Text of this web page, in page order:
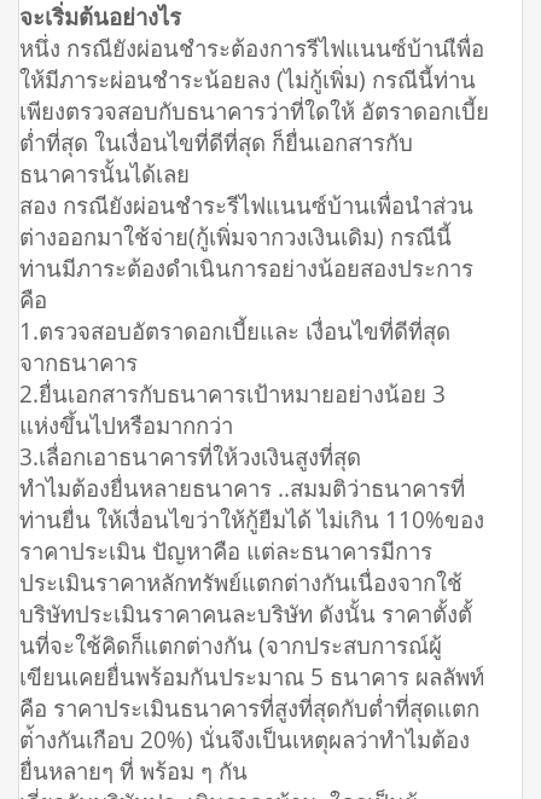
จะเริ่มต้นอย่างไร
หนึ่ง กรณียังผ่อนชำระต้องการรีไฟแนนซ์บ้านเืพื่อ
ให้มีภาระผ่อนชำระน้อยลง (ไม่กู้เพิ่ม) กรณีนี้ท่าน
เพียงตรวจสอบกับธนาคารว่าที่ใดให้ อัตราดอกเบี้ย
ต่ำที่สุด ในเงื่อนไขที่ดีที่สุด ก็ยื่นเอกสารกับ
ธนาคารนั้นได้เลย
สอง กรณียังผ่อนชำระรีไฟแนนซ์บ้านเพื่อนำส่วน
ต่างออกมาใช้จ่าย(กู้เพิ่มจากวงเงินเดิม) กรณีนี้
ท่านมีภาระต้องดำเนินการอย่างน้อยสองประการ
คือ
1.ตรวจสอบอัตราดอกเบี้ยและ เงื่อนไขที่ดีที่สุด
จากธนาคาร
2.ยื่นเอกสารกับธนาคารเป้าหมายอย่างน้อย 3
แห่งขึ้นไปหรือมากกว่า
3.เลื่อกเอาธนาคารที่ให้วงเงินสูงที่สุด
ทำไมต้องยื่นหลายธนาคาร ..สมมติว่าธนาคารที่
ท่านยื่น ให้เงื่อนไขว่าให้กู้ยืมได้ ไม่เกิน 110%ของ
ราคาประเมิน ปัญหาคือ แต่ละธนาคารมีการ
ประเมินราคาหลักทรัพย์แตกต่างกันเนื่องจากใช้
บริษัทประเมินราคาคนละบริษัท ดังนั้น ราคาตั้งตั้
นที่จะใช้คิดก็แตกต่างกัน (จากประสบการณ์ผู้
เขียนเคยยื่นพร้อมกันประมาณ 5 ธนาคาร ผลลัพท์
คือ ราคาประเมินธนาคารที่สูงที่สุดกับต่ำที่สุดแตก
ต่้างกันเกือบ 20%) นั่นจึงเป็นเหตุผลว่าทำไมต้อง
ยื่นหลายๆ ที่ พร้อม ๆ กัน